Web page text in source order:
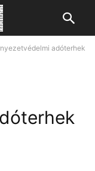
adóterhek